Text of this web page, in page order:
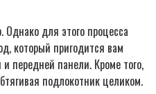
Однако для этого процесса
который пригодится вам
передней панели. Кроме того,
подлокотник целиком.